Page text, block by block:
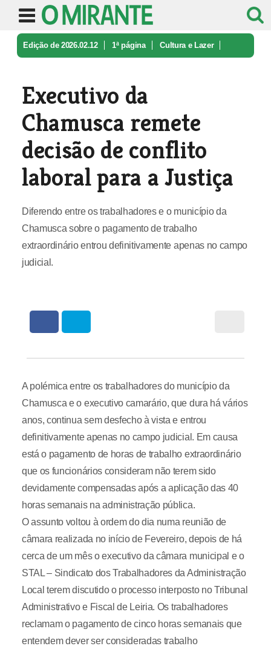
Edição de 2026.02.12 1ª página Cultura e Lazer
Executivo da
Chamusca remete
decisão de conflito
laboral para a Justiça
Diferendo entre os trabalhadores e o município da
Chamusca sobre o pagamento de trabalho
extraordinário entrou definitivamente apenas no campo
judicial.
A polémica entre os trabalhadores do município da
Chamusca e o executivo camarário, que dura há vários
anos, continua sem desfecho à vista e entrou
definitivamente apenas no campo judicial. Em causa
está o pagamento de horas de trabalho extraordinário
que os funcionários consideram não terem sido
devidamente compensadas após a aplicação das 40
horas semanais na administração pública.
O assunto voltou à ordem do dia numa reunião de
câmara realizada no início de Fevereiro, depois de há
cerca de um mês o executivo da câmara municipal e o
STAL – Sindicato dos Trabalhadores da Administração
Local terem discutido o processo interposto no Tribunal
Administrativo e Fiscal de Leiria. Os trabalhadores
reclamam o pagamento de cinco horas semanais que
entendem dever ser consideradas trabalho